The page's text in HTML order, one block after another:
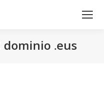
dominio .eus